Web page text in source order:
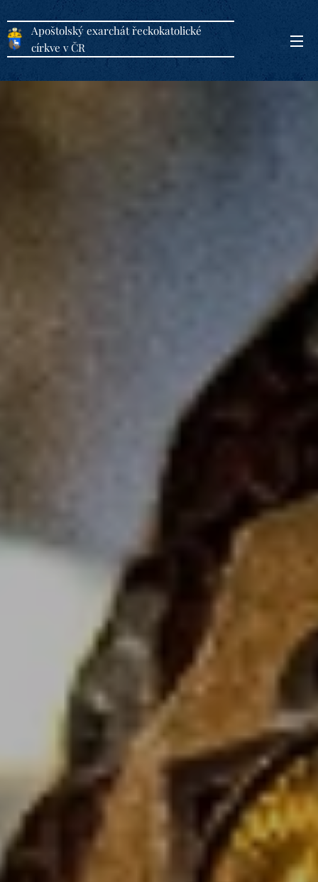
Apoštolský exarchát řeckokatolické
církve v ČR